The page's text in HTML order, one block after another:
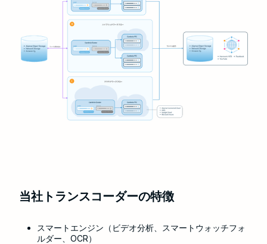
当社トランスコーダーの特徴
スマートエンジン（ビデオ分析、スマートウォッチフォ
ルダー、OCR）